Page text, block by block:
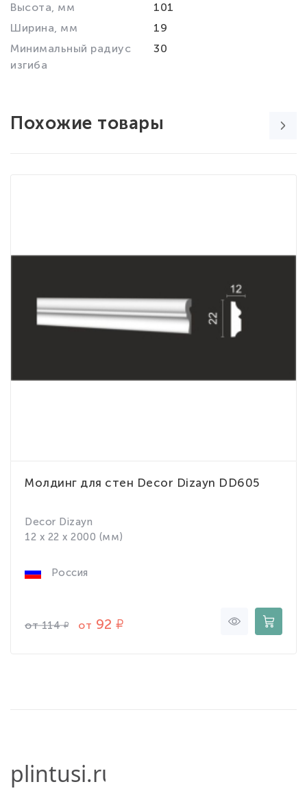
Высота, мм
101
Ширина, мм
19
Минимальный радиус
изгиба
30
Похожие товары
Молдинг для стен Decor Dizayn DD605
Decor Dizayn
12 x 22 x 2000 (мм)
Россия
от114 от 92